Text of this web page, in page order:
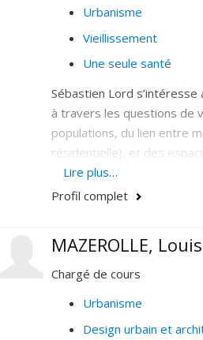
Urbanisme
Vieillissement
Une seule santé
Sébastien Lord
à travers les questions de
populations, du lien entre
résidentielle), et des
métropolisation. Il étudie
préférences et choix
recherche adoptent des
et quantitative) et
Lire plus…
Profil complet
MAZEROLLE, Louis
Chargé de cours
Urbanisme
Design urbain et